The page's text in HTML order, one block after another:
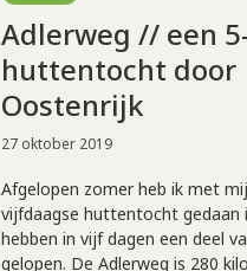
Adlerweg // een
huttentocht door
Oostenrijk
27 oktober 2019
Afgelopen zomer heb ik met
vijfdaagse huttentocht gedaan
hebben in vijf dagen een deel
gelopen. De Adlerweg is 280